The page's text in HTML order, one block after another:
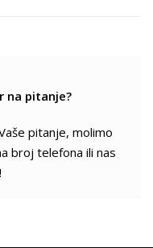
na pitanje?
pitanje, molimo
broj telefona ili nas